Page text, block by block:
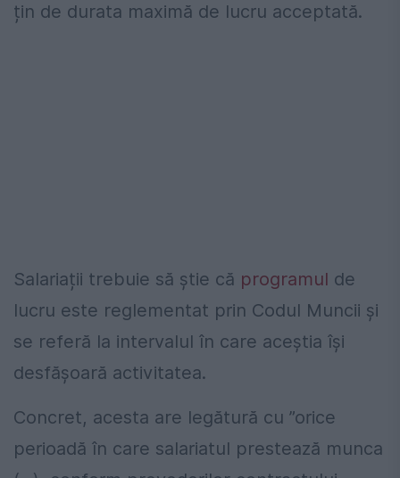
țin de durata maximă de lucru acceptată.
Salariații trebuie să știe că programul de
lucru este reglementat prin Codul Muncii și
se referă la intervalul în care aceștia își
desfășoară activitatea.
Concret, acesta are legătură cu ”orice
perioadă în care salariatul prestează munca